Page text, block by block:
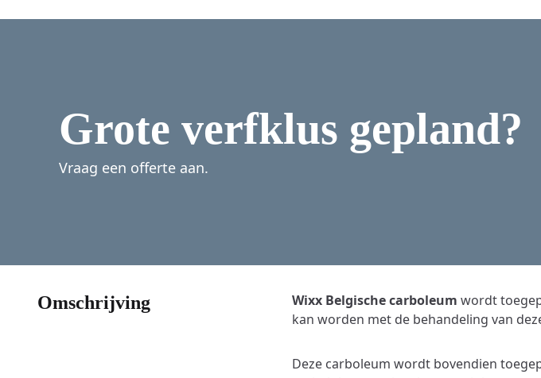
Grote verfklus gepland?
Vraag een offerte aan.
Omschrijving Wixx Belgische carboleum wordt
kan worden met de behandeling van
Deze carboleum wordt bovendien